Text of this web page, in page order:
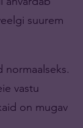
suurem
normaalseks.
vastu
on mugav